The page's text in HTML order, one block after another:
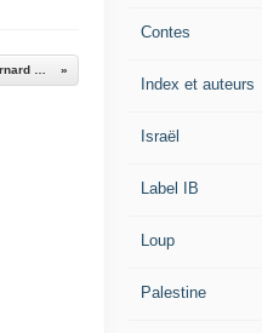
Contes
Index et auteurs
Israël
Label IB
Loup
Palestine